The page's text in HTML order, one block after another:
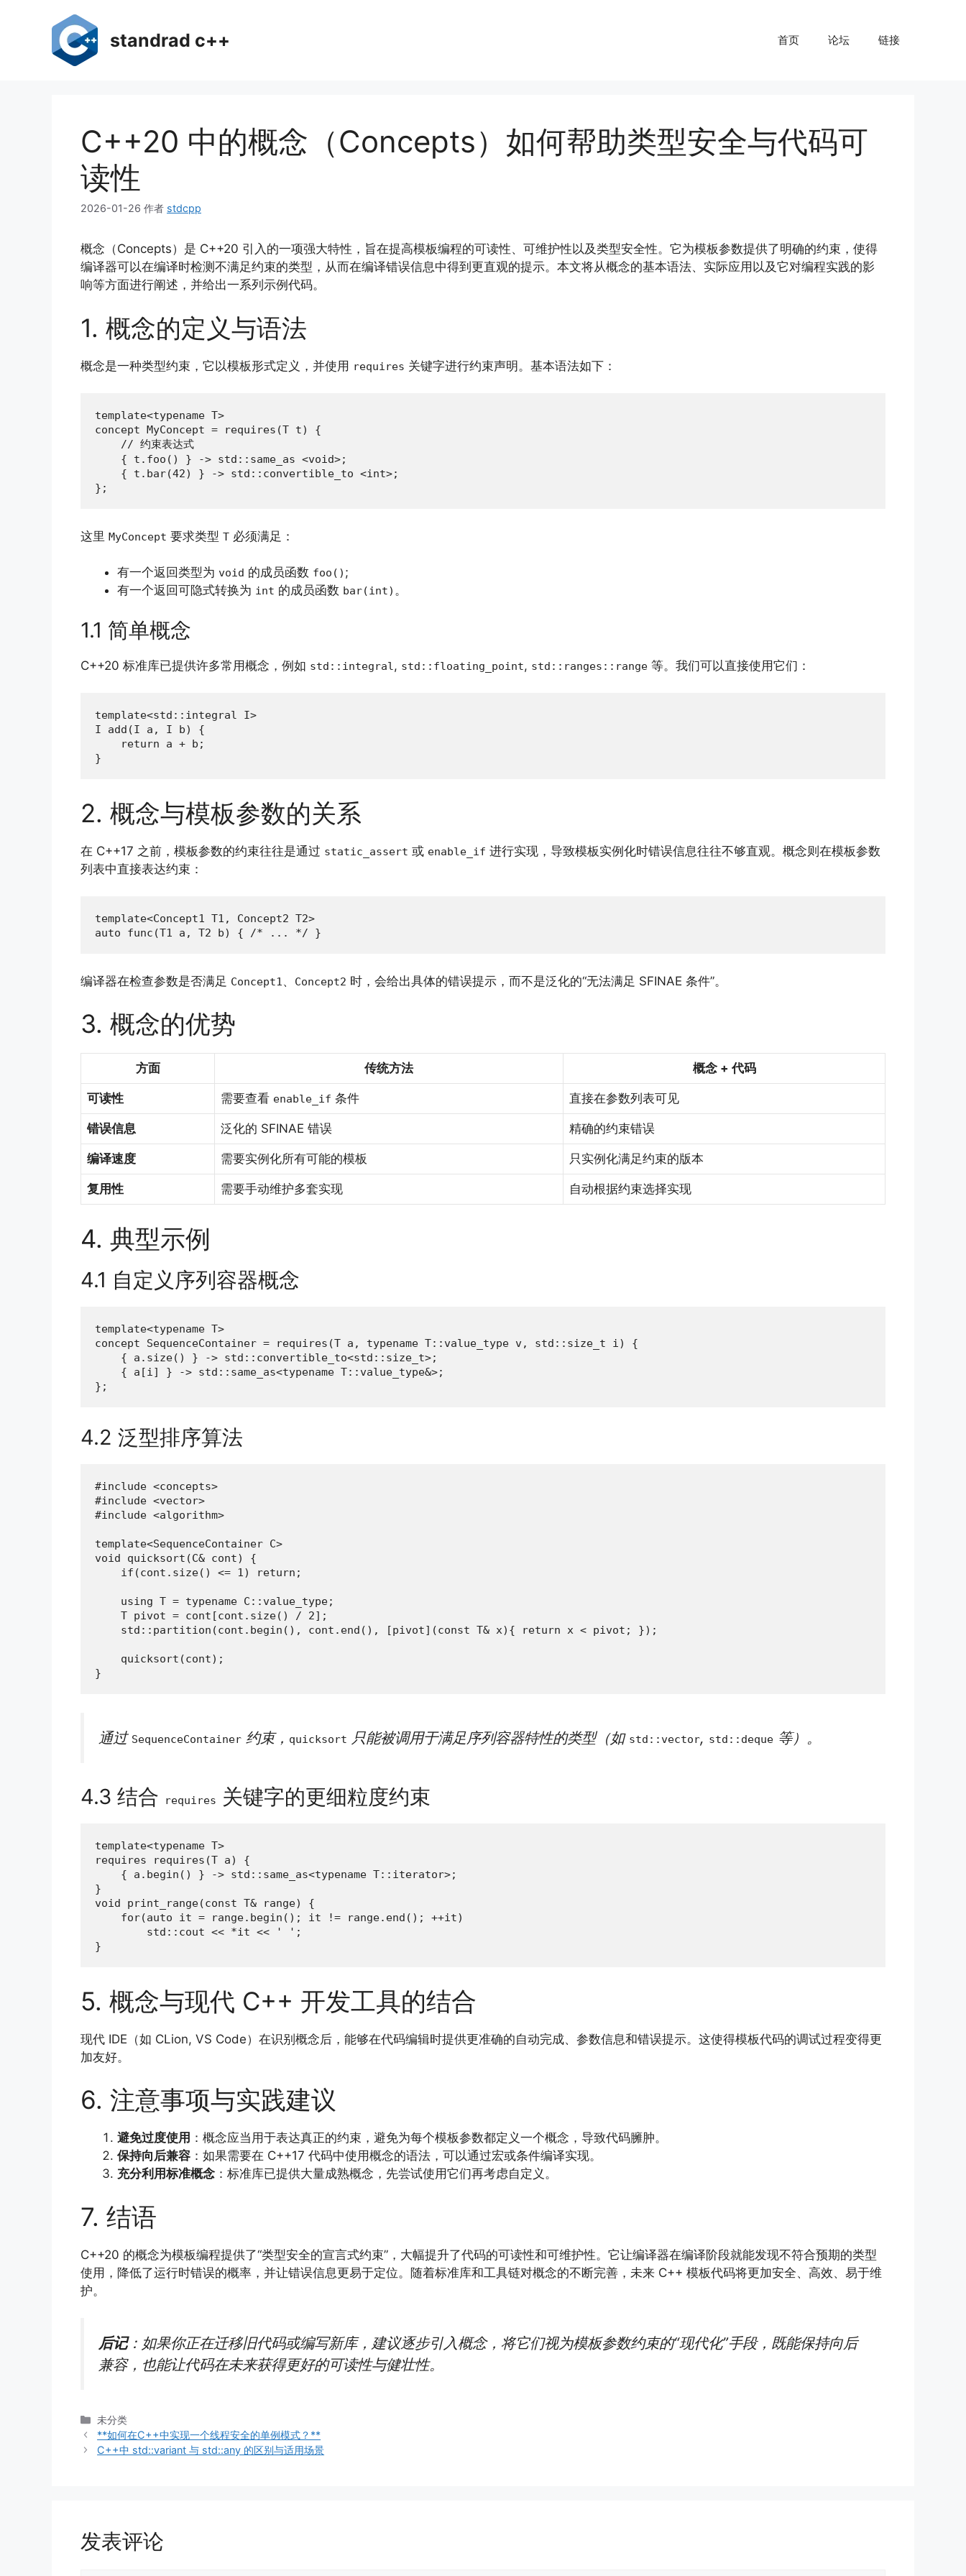
standrad c++ 首页 论坛 链接
C++20 中的概念（Concepts）如何帮助类型安全与代码可
读性
2026-01-26 作者 stdcpp
概念（Concepts）是 C++20 引入的一项强大特性，旨在提高模板编程的可读性、可维护性以及类型安全性。它为模板参数提供了明确的约束，使得
编译器可以在编译时检测不满足约束的类型，从而在编译错误信息中得到更直观的提示。本文将从概念的基本语法、实际应用以及它对编程实践的影
响等方面进行阐述，并给出一系列示例代码。
1. 概念的定义与语法
概念是一种类型约束，它以模板形式定义，并使用 requires 关键字进行约束声明。基本语法如下：
template<typename T>
concept MyConcept = requires(T t) {
    // 约束表达式
    { t.foo() } -> std::same_as <void>;
    { t.bar(42) } -> std::convertible_to <int>;
};
这里 MyConcept 要求类型 T 必须满足：
有一个返回类型为 void 的成员函数 foo() ;
有一个返回可隐式转换为 int 的成员函数 bar(int) 。
1.1 简单概念
C++20 标准库已提供许多常用概念，例如 std::integral, std::floating_point, std::ranges::range 等。我们可以直接使用它们：
template<std::integral I>
I add(I a, I b) {
    return a + b;
}
2. 概念与模板参数的关系
在 C++17 之前，模板参数的约束往往是通过 static_assert 或 enable_if 进行实现，导致模板实例化时错误信息往往不够直观。概念则在模板参数
列表中直接表达约束：
template<Concept1 T1, Concept2 T2>
auto func(T1 a, T2 b) { /* ... */ }
编译器在检查参数是否满足 Concept1、 Concept2 时，会给出具体的错误提示，而不是泛化的“无法满足 SFINAE 条件”。
3. 概念的优势
方面 传统方法 概念 + 代码
可读性 需要查看 enable_if 条件 直接在参数列表可见
错误信息 泛化的 SFINAE 错误 精确的约束错误
编译速度 需要实例化所有可能的模板 只实例化满足约束的版本
复用性 需要手动维护多套实现 自动根据约束选择实现
4. 典型示例
4.1 自定义序列容器概念
template<typename T>
concept SequenceContainer = requires(T a, typename T::value_type v, std::size_t i) {
    { a.size() } -> std::convertible_to<std::size_t>;
    { a[i] } -> std::same_as<typename T::value_type&>;
};
4.2 泛型排序算法
#include <concepts>
#include <vector>
#include <algorithm>
template<SequenceContainer C>
void quicksort(C& cont) {
    if(cont.size() <= 1) return;
    using T = typename C::value_type;
    T pivot = cont[cont.size() / 2];
    std::partition(cont.begin(), cont.end(), [pivot](const T& x){ return x < pivot; });
    quicksort(cont);
}
通过 SequenceContainer 约束， quicksort 只能被调用于满足序列容器特性的类型（如 std::vector, std::deque 等）。
4.3 结合 requires 关键字的更细粒度约束
template<typename T>
requires requires(T a) {
    { a.begin() } -> std::same_as<typename T::iterator>;
}
void print_range(const T& range) {
    for(auto it = range.begin(); it != range.end(); ++it)
        std::cout << *it << ' ';
}
5. 概念与现代 C++ 开发工具的结合
现代 IDE（如 CLion, VS Code）在识别概念后，能够在代码编辑时提供更准确的自动完成、参数信息和错误提示。这使得模板代码的调试过程变得更
加友好。
6. 注意事项与实践建议
避免过度使用 ：概念应当用于表达真正的约束，避免为每个模板参数都定义一个概念，导致代码臃肿。
保持向后兼容 ：如果需要在 C++17 代码中使用概念的语法，可以通过宏或条件编译实现。
充分利用标准概念 ：标准库已提供大量成熟概念，先尝试使用它们再考虑自定义。
7. 结语
C++20 的概念为模板编程提供了“类型安全的宣言式约束”，大幅提升了代码的可读性和可维护性。它让编译器在编译阶段就能发现不符合预期的类型
使用，降低了运行时错误的概率，并让错误信息更易于定位。随着标准库和工具链对概念的不断完善，未来 C++ 模板代码将更加安全、高效、易于维
护。
后记：如果你正在迁移旧代码或编写新库，建议逐步引入概念，将它们视为模板参数约束的“现代化”手段，既能保持向后
兼容，也能让代码在未来获得更好的可读性与健壮性。
分
类
未分类
**如何在C++中实现一个线程安全的单例模式？**
C++中 std::variant 与 std::any 的区别与适用场景
发表评论